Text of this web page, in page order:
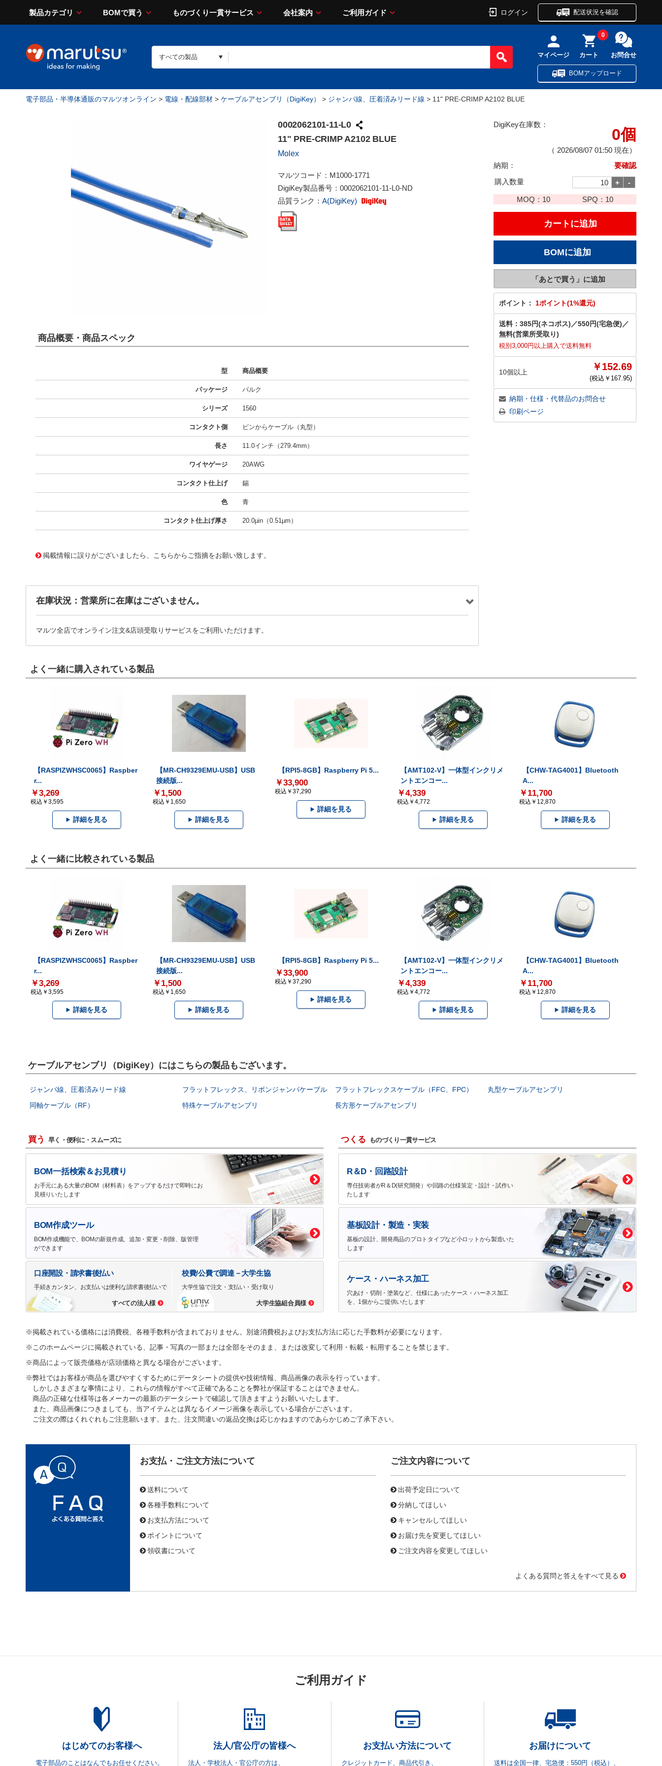
製品カテゴリ BOMで買う ものづくり一貫サービス 会社案内 ご利用ガイド ログイン 配送状況を確認
マイページ カート
0
お問合せ
BOMアップロード
電子部品・半導体通販のマルツオンライン > 電線・配線部材 > ケーブルアセンブリ（DigiKey） > ジャンパ線、圧着済みリード線 > 11" PRE-CRIMP A2102 BLUE
0002062101-11-L0
11" PRE-CRIMP A2102 BLUE
Molex
マルツコード： M1000-1771
DigiKey製品番号： 0002062101-11-L0-ND
品質ランク： A(DigiKey)
DigiKey在庫数：
0個
（ 2026/08/07 01:50 現在）
納期：
要確認
購入数量
MOQ： 10 SPQ： 10
ポイント： 1ポイント(1%還元)
送料： 385円(ネコポス) ／550円(宅急便) ／
無料(営業所受取り)
税別3,000円以上購入で送料無料
10個以上 ￥152.69
(税込￥ 167.95)
納期・仕様・代替品のお問合せ
印刷ページ
商品概要・商品スペック
型 商品概要
パッケージ バルク
シリーズ 1560
コンタクト側 ピンからケーブル（丸型）
長さ 11.0インチ（279.4mm）
ワイヤゲージ 20AWG
コンタクト仕上げ 錫
色 青
コンタクト仕上げ厚さ 20.0µin（0.51µm）
掲載情報に誤りがございましたら、こちらからご指摘をお願い致します。
在庫状況：営業所に在庫はございません。
マルツ全店でオンライン注文&店頭受取りサービスをご利用いただけます。
よく一緒に購入されている製品
【RASPIZWHSC0065】Raspber
r...
￥3,269
税込￥3,595
詳細を見る
【MR-CH9329EMU-USB】USB
接続版...
￥1,500
税込￥1,650
詳細を見る
【RPI5-8GB】Raspberry Pi 5...
￥33,900
税込￥37,290
詳細を見る
【AMT102-V】一体型インクリメ
ントエンコー...
￥4,339
税込￥4,772
詳細を見る
【CHW-TAG4001】Bluetooth
A...
￥11,700
税込￥12,870
詳細を見る
よく一緒に比較されている製品
【RASPIZWHSC0065】Raspber
r...
￥3,269
税込￥3,595
詳細を見る
【MR-CH9329EMU-USB】USB
接続版...
￥1,500
税込￥1,650
詳細を見る
【RPI5-8GB】Raspberry Pi 5...
￥33,900
税込￥37,290
詳細を見る
【AMT102-V】一体型インクリメ
ントエンコー...
￥4,339
税込￥4,772
詳細を見る
【CHW-TAG4001】Bluetooth
A...
￥11,700
税込￥12,870
詳細を見る
ケーブルアセンブリ（DigiKey）にはこちらの製品もございます。
ジャンパ線、圧着済みリード線 フラットフレックス、リボンジャンパケーブル フラットフレックスケーブル（FFC、FPC）
丸型ケーブルアセンブリ
同軸ケーブル（RF）
特殊ケーブルアセンブリ 長方形ケーブルアセンブリ
買う 早く・便利に・スムーズに
BOM一括検索＆お見積り
お手元にある大量のBOM（材料表）をアップするだけで即時にお
見積りいたします
BOM作成ツール
BOM作成機能で、BOMの新規作成、追加・変更・削除、版管理
ができます
口座開設・請求書後払い
手続きカンタン、お支払いは便利な請求書後払いで
すべての法人様
校費/公費で調達－大学生協
大学生協で注文・支払い・受け取り
大学生協組合員様
つくる ものづくり一貫サービス
R＆D・回路設計
専任技術者がR＆D(研究開発）や回路の仕様策定・設計・試作い
たします
基板設計・製造・実装
基板の設計、開発商品のプロトタイプなど小ロットから製造いた
します
ケース・ハーネス加工
穴あけ・切削・塗装など、仕様にあったケース・ハーネス加工
を、1個からご提供いたします
※掲載されている価格には消費税、各種手数料が含まれておりません。別途消費税およびお支払方法に応じた手数料が必要になります。
※このホームページに掲載されている、記事・写真の一部または全部をそのまま、または改変して利用・転載・転用することを禁じます。
※商品によって販売価格が店頭価格と異なる場合がございます。
※弊社ではお客様が商品を選びやすくするためにデータシートの提供や技術情報、商品画像の表示を行っています。
しかしさまざまな事情により、これらの情報がすべて正確であることを弊社が保証することはできません。
商品の正確な仕様等は各メーカーの最新のデータシートで確認して頂きますようお願いいたします。
また、商品画像につきましても、当アイテムとは異なるイメージ画像を表示している場合がございます。
ご注文の際はくれぐれもご注意願います。また、注文間違いの返品交換は応じかねますのであらかじめご了承下さい。
お支払・ご注文方法について
送料について
各種手数料について
お支払方法について
ポイントについて
領収書について
ご注文内容について
出荷予定日について
分納してほしい
キャンセルしてほしい
お届け先を変更してほしい
ご注文内容を変更してほしい
よくある質問と答えをすべて見る
ご利用ガイド
はじめてのお客様へ
電子部品のことはなんでもお任せください。
法人/官公庁の皆様へ
法人・学校法人・官公庁の方は、
お支払い方法について
クレジットカード、商品代引き、
お届けについて
送料は全国一律、宅急便：550円（税込）、